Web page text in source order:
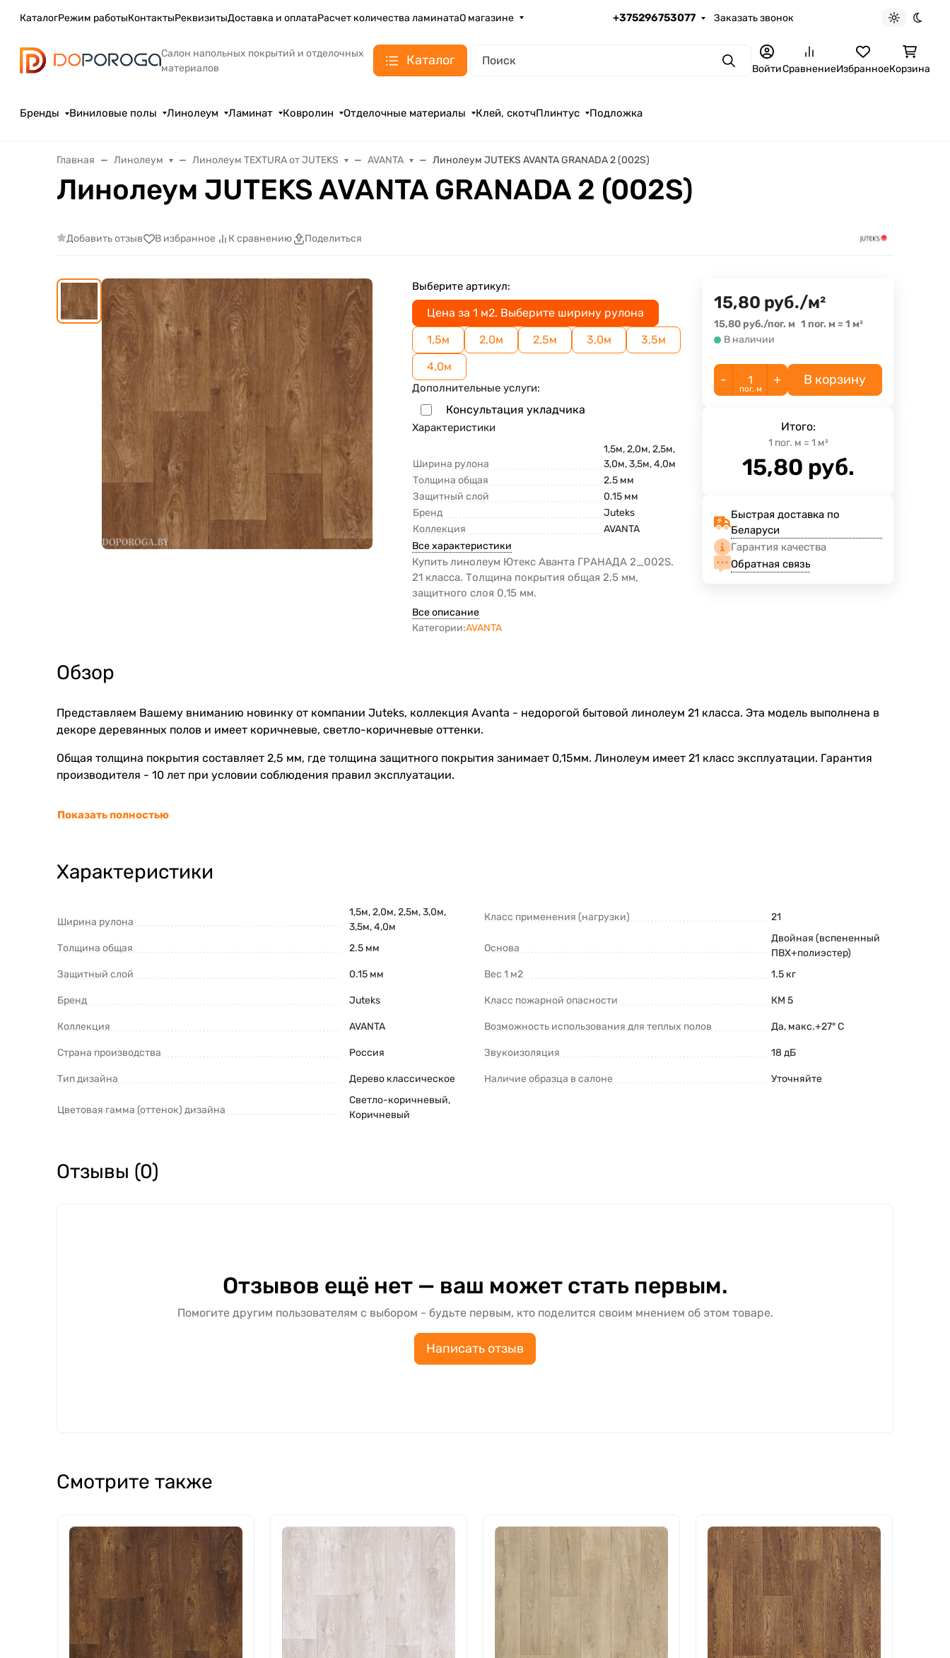
КаталогРежим работыКонтактыРеквизитыДоставка и оплатаРасчет количества ламинатаО магазине +375296753077 Заказать звонок
Светлая
Салон напольных покрытий и отделочных
материалов
Каталог ПоискВойтиСравнениеИзбранноеКорзина
Бренды Виниловые полы Линолеум Ламинат Ковролин Отделочные материалы Клей, скотчПлинтус Подложка
Главная Линолеум Линолеум TEXTURA от JUTEKS AVANTA Линолеум JUTEKS AVANTA GRANADA 2 (002S)
Линолеум JUTEKS AVANTA GRANADA 2 (002S)
Добавить отзыв В избранное К сравнению Поделиться
Выберите артикул:
Цена за 1 м2. Выберите ширину рулона
1,5м
2,0м 2,5м 3,0м
3,5м
4,0м
Дополнительные услуги:
Консультация укладчика
Характеристики
Ширина рулона
1,5м, 2,0м, 2,5м,
3,0м, 3,5м, 4,0м
Толщина общая
2.5 мм
Защитный слой
0.15 мм
Бренд
Juteks
Коллекция
AVANTA
Все характеристики
Купить линолеум Ютекс Аванта ГРАНАДА 2_002S.
21 класса. Толщина покрытия общая 2,5 мм,
защитного слоя 0,15 мм.
Все описание
Категории:AVANTA
15,80 руб./м²
15,80 руб./пог. м 1 пог. м =1 м²
В наличии
- +
пог. м
В корзину
Итого:
1 пог. м = 1 м²
15,80 руб.
Быстрая доставка по
Беларуси
Гарантия качества
Обратная связь
Обзор
Представляем Вашему вниманию новинку от компании Juteks, коллекция Avanta - недорогой бытовой линолеум 21 класса. Эта модель выполнена в
декоре деревянных полов и имеет коричневые, светло-коричневые оттенки.
Общая толщина покрытия составляет 2,5 мм, где толщина защитного покрытия занимает 0,15мм. Линолеум имеет 21 класс эксплуатации. Гарантия
производителя - 10 лет при условии соблюдения правил эксплуатации.
Показать полностью
Характеристики
Ширина рулона
1,5м, 2,0м, 2,5м, 3,0м,
3,5м, 4,0м
Толщина общая
2.5 мм
Защитный слой 0.15 мм
Бренд Juteks
Коллекция AVANTA
Страна производства Россия
Тип дизайна Дерево классическое
Цветовая гамма (оттенок) дизайна
Светло-коричневый,
Коричневый
Класс применения (нагрузки) 21
Основа
Двойная (вспененный
ПВХ+полиэстер)
Вес 1 м2
1.5 кг
Класс пожарной опасности КМ 5
Возможность использования для теплых полов Да, макс.+27° С
Звукоизоляция 18 дБ
Наличие образца в салоне Уточняйте
Отзывы (0)
Отзывов ещё нет — ваш может стать первым.
Помогите другим пользователям с выбором - будьте первым, кто поделится своим мнением об этом товаре.
Написать отзыв
Смотрите также